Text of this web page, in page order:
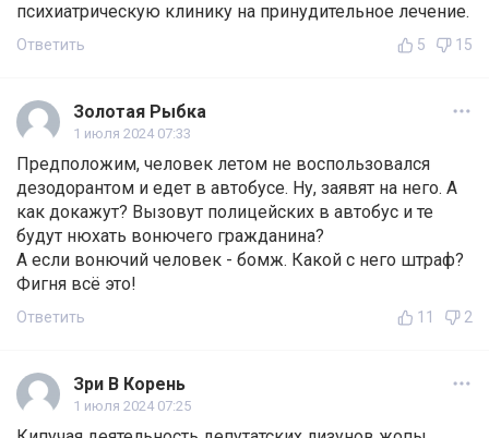
психиатрическую клинику на принудительное лечение.
Ответить 5 15
Золотая Рыбка
1 июля 2024 07:33
Предположим, человек летом не воспользовался
дезодорантом и едет в автобусе. Ну, заявят на него. А
как докажут? Вызовут полицейских в автобус и те
будут нюхать вонючего гражданина?
А если вонючий человек - бомж. Какой с него штраф?
Фигня всё это!
Ответить 11 2
Зри В Корень
1 июля 2024 07:25